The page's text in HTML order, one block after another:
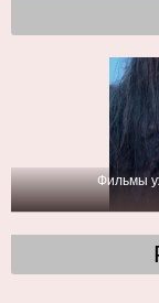
Фильмы